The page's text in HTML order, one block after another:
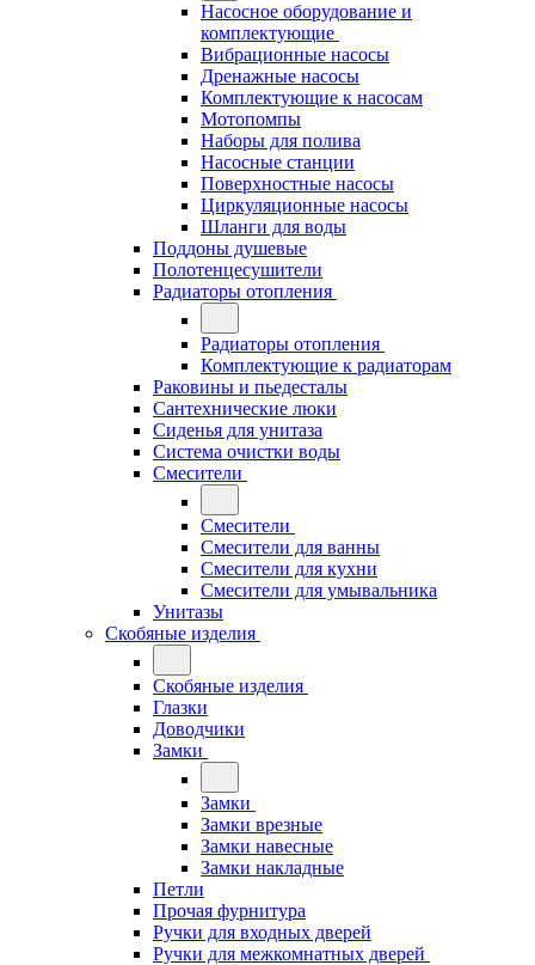
Насосное оборудование и
комплектующие
Вибрационные насосы
Дренажные насосы
Комплектующие к насосам
Мотопомпы
Наборы для полива
Насосные станции
Поверхностные насосы
Циркуляционные насосы
Шланги для воды
Поддоны душевые
Полотенцесушители
Радиаторы отопления
Радиаторы отопления
Комплектующие к радиаторам
Раковины и пьедесталы
Сантехнические люки
Сиденья для унитаза
Система очистки воды
Смесители
Смесители
Смесители для ванны
Смесители для кухни
Смесители для умывальника
Унитазы
Скобяные изделия
Скобяные изделия
Глазки
Доводчики
Замки
Замки
Замки врезные
Замки навесные
Замки накладные
Петли
Прочая фурнитура
Ручки для входных дверей
Ручки для межкомнатных дверей